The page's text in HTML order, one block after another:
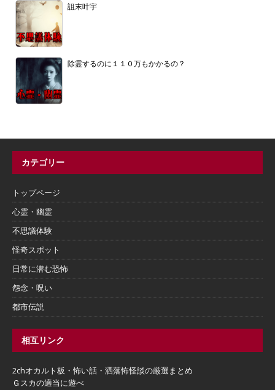
詛末叶宇
除霊するのに１１０万もかかるの？
カテゴリー
トップページ
心霊・幽霊
不思議体験
怪奇スポット
日常に潜む恐怖
怨念・呪い
都市伝説
相互リンク
2chオカルト板・怖い話・洒落怖怪談の厳選まとめ
Ｇスカの適当に遊べ